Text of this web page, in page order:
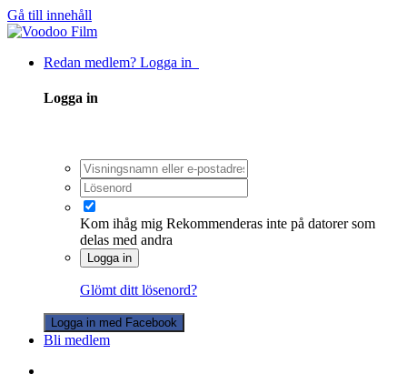
Gå till innehåll
Redan medlem? Logga in
Logga in
Kom ihåg mig Rekommenderas inte på datorer som
delas med andra
Logga in
Glömt ditt lösenord?
Logga in med Facebook
Bli medlem